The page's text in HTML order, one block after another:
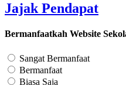
Jajak Pendapat
Bermanfaatkah Website
Sangat Bermanfaat
Bermanfaat
Biasa Saja